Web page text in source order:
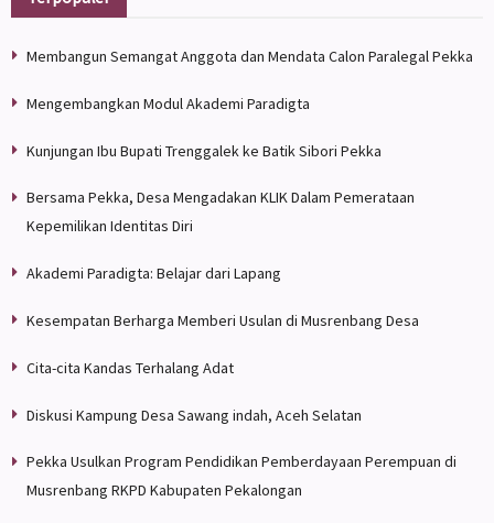
Membangun Semangat Anggota dan Mendata Calon Paralegal Pekka
Mengembangkan Modul Akademi Paradigta
Kunjungan Ibu Bupati Trenggalek ke Batik Sibori Pekka
Bersama Pekka, Desa Mengadakan KLIK Dalam Pemerataan
Kepemilikan Identitas Diri
Akademi Paradigta: Belajar dari Lapang
Kesempatan Berharga Memberi Usulan di Musrenbang Desa
Cita-cita Kandas Terhalang Adat
Diskusi Kampung Desa Sawang indah, Aceh Selatan
Pekka Usulkan Program Pendidikan Pemberdayaan Perempuan di
Musrenbang RKPD Kabupaten Pekalongan